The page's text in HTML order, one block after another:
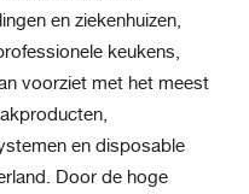
en ziekenhuizen,
keukens,
voorziet met het meest
en disposable
Door de hoge